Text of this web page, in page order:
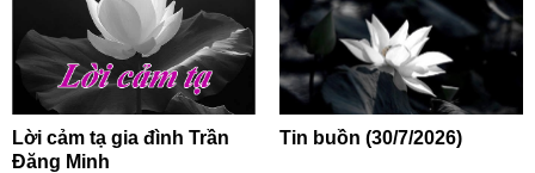
Lời cảm tạ gia đình Trần
Đăng Minh
Tin buồn (30/7/2026)